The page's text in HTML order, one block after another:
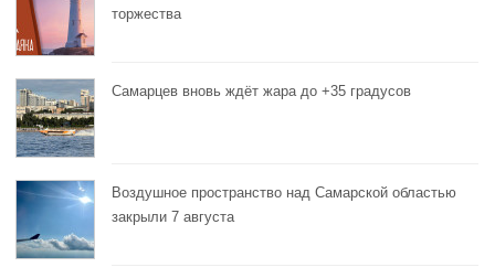
торжества
Самарцев вновь ждёт жара до +35 градусов
Воздушное пространство над Самарской областью
закрыли 7 августа